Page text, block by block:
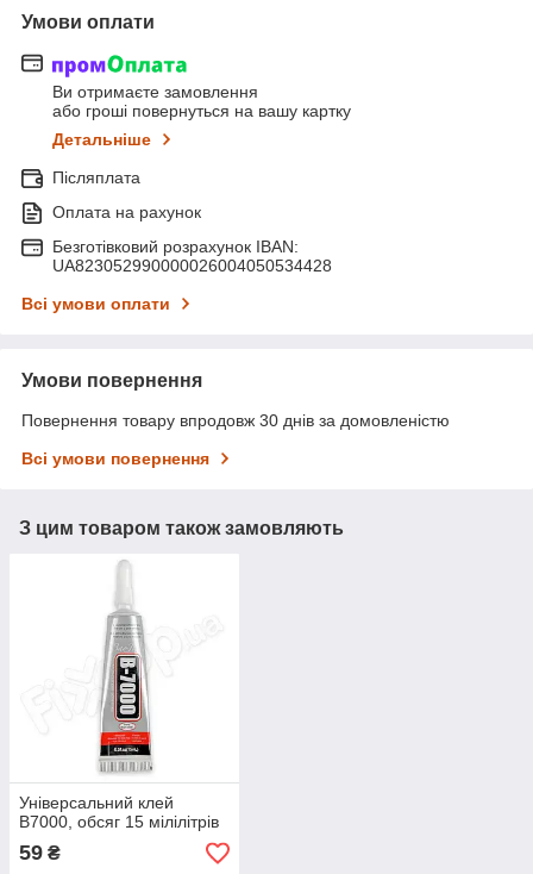
Умови оплати
Ви отримаєте замовлення
або гроші повернуться на вашу картку
Детальніше
Післяплата
Оплата на рахунок
Безготівковий розрахунок IBAN:
UA823052990000026004050534428
Всі умови оплати
Умови повернення
Повернення товару впродовж 30 днів за домовленістю
Всі умови повернення
З цим товаром також замовляють
Універсальний клей
B7000, обсяг 15 мілілітрів
59 ₴